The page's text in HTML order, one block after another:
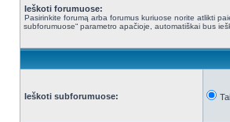
Ieškoti forumuose:
Pasirinkite forumą arba forumus kuriuose norite atlikti
subforumuose“ parametro apačioje, automatiškai bus
Ieškoti subforumuose: